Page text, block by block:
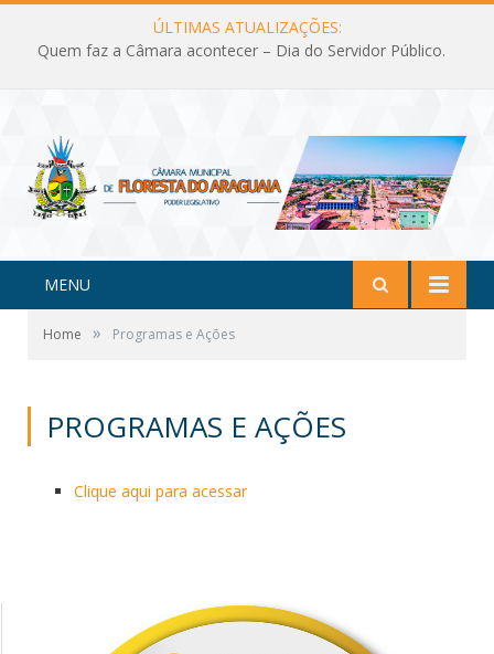
ÚLTIMAS ATUALIZAÇÕES:
Quem faz a Câmara acontecer – Dia do Servidor Público.
MENU
Home » Programas e Ações
PROGRAMAS E AÇÕES
Clique aqui para acessar